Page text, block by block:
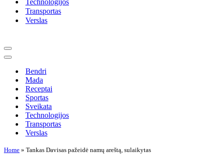
Technologijos
Transportas
Verslas
Navigation
Menu
Navigation
Bendri
Mada
Receptai
Sportas
Sveikata
Technologijos
Transportas
Verslas
Home » Tankas Davisas pažeidė namų areštą, sulaikytas